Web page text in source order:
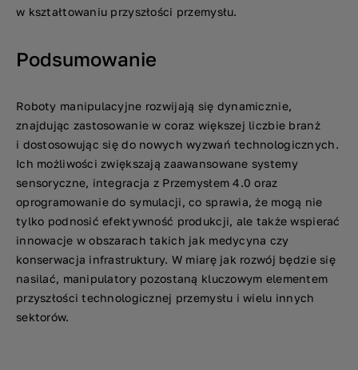
w kształtowaniu przyszłości przemysłu.
Podsumowanie
Roboty manipulacyjne rozwijają się dynamicznie,
znajdując zastosowanie w coraz większej liczbie branż
i dostosowując się do nowych wyzwań technologicznych.
Ich możliwości zwiększają zaawansowane systemy
sensoryczne, integracja z Przemysłem 4.0 oraz
oprogramowanie do symulacji, co sprawia, że mogą nie
tylko podnosić efektywność produkcji, ale także wspierać
innowacje w obszarach takich jak medycyna czy
konserwacja infrastruktury. W miarę jak rozwój będzie się
nasilać, manipulatory pozostaną kluczowym elementem
przyszłości technologicznej przemysłu i wielu innych
sektorów.